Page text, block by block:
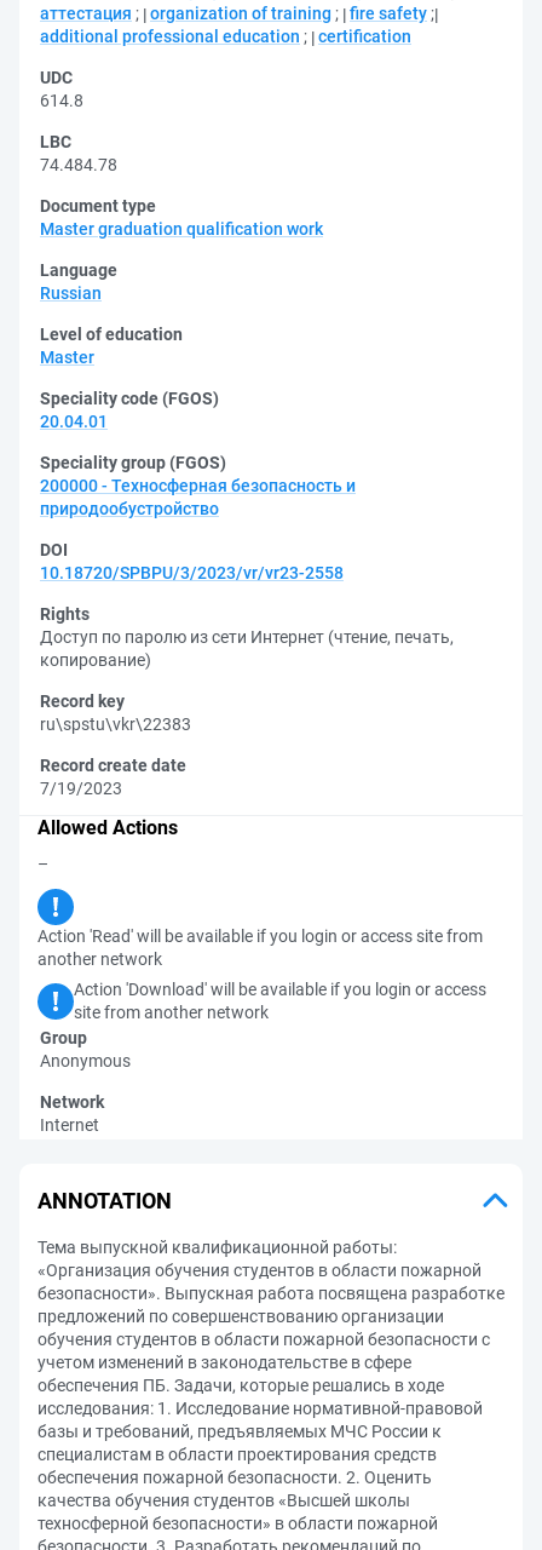
аттестация ; organization of training ; fire safety ;
additional professional education ; certification
UDC
614.8
LBC
74.484.78
Document type
Master graduation qualification work
Language
Russian
Level of education
Master
Speciality code (FGOS)
20.04.01
Speciality group (FGOS)
200000 - Техносферная безопасность и
природообустройство
DOI
10.18720/SPBPU/3/2023/vr/vr23-2558
Rights
Доступ по паролю из сети Интернет (чтение, печать,
копирование)
Record key
ru\spstu\vkr\22383
Record create date
7/19/2023
Allowed Actions
–
Action 'Read' will be available if you login or access site from
another network
Action 'Download' will be available if you login or access
site from another network
Group
Anonymous
Network
Internet
ANNOTATION
Тема выпускной квалификационной работы:
«Организация обучения студентов в области пожарной
безопасности». Выпускная работа посвящена разработке
предложений по совершенствованию организации
обучения студентов в области пожарной безопасности с
учетом изменений в законодательстве в сфере
обеспечения ПБ. Задачи, которые решались в ходе
исследования: 1. Исследование нормативной-правовой
базы и требований, предъявляемых МЧС России к
специалистам в области проектирования средств
обеспечения пожарной безопасности. 2. Оценить
качества обучения студентов «Высшей школы
техносферной безопасности» в области пожарной